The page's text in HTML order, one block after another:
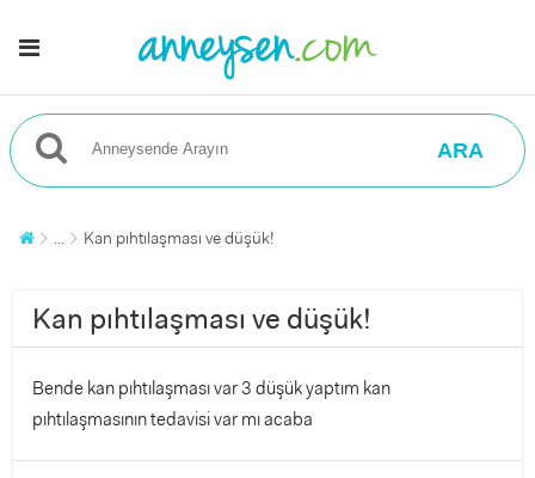
ARA
... Kan pıhtılaşması ve düşük!
Kan pıhtılaşması ve düşük!
Bende kan pıhtılaşması var 3 düşük yaptım kan
pıhtılaşmasının tedavisi var mı acaba